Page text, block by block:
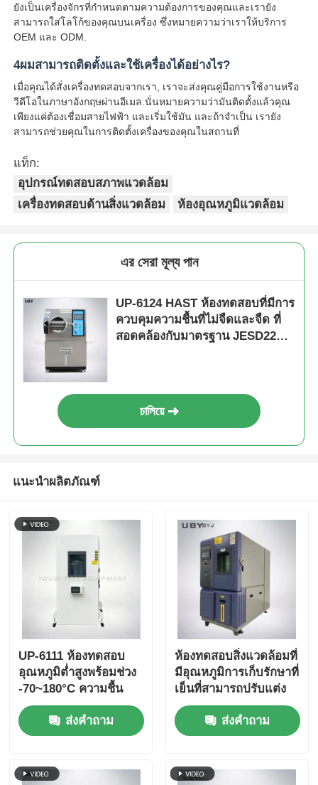
ยังเป็นเครื่องจักรที่กําหนดตามความต้องการของคุณและเรายัง
สามารถใส่โลโก้ของคุณบนเครื่อง ซึ่งหมายความว่าเราให้บริการ
OEM และ ODM.
4ผมสามารถติดตั้งและใช้เครื่องได้อย่างไร?
เมื่อคุณได้สั่งเครื่องทดสอบจากเรา, เราจะส่งคุณคู่มือการใช้งานหรือ
วีดีโอในภาษาอังกฤษผ่านอีเมล.นั่นหมายความว่ามันติดตั้งแล้วคุณ
เพียงแค่ต้องเชื่อมสายไฟฟ้า และเริ่มใช้มัน และถ้าจําเป็น เรายัง
สามารถช่วยคุณในการติดตั้งเครื่องของคุณในสถานที่
แท็ก:
อุปกรณ์ทดสอบสภาพแวดล้อม
เครื่องทดสอบด้านสิ่งแวดล้อม
ห้องอุณหภูมิแวดล้อม
এর সেরা মূল্য পান
UP-6124 HAST ห้องทดสอบที่มีการ
ควบคุมความชื้นที่ไม่จืดและจืด ที่
สอดคล้องกับมาตรฐาน JESD22
চালিয়ে
แนะนำผลิตภัณฑ์
UP-6111 ห้องทดสอบ
อุณหภูมิต่ำสูงพร้อมช่วง
-70~180°C ความชื้น
20%~98% และระบบ
ควบคุมหน้าจอสัมผัส
อัจฉริยะ
ส่งคำถาม
ห้องทดสอบสิ่งแวดล้อมที่
มีอุณหภูมิการเก็บรักษาที่
เย็นที่สามารถปรับแต่ง
ได้ ประตูแก้วหมักสอง
ชั้นและภายในสแตนเลส
SUS # 304
ส่งคำถาม